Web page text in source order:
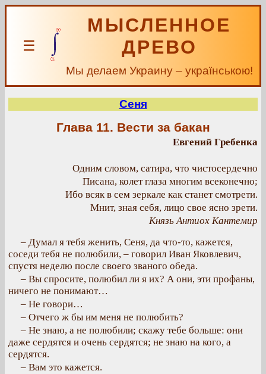
☰
МЫСЛЕННОЕ
ДРЕВО
Мы делаем Украину – українською!
Сеня
Глава 11. Вести за бакан
Евгений Гребенка
Одним словом, сатира, что чистосердечно
Писана, колет глаза многим всеконечно;
Ибо всяк в сем зеркале как станет смотрети.
Мнит, зная себя, лицо свое ясно зрети.
Князь Антиох Кантемир
– Думал я тебя женить, Сеня, да что-то, кажется,
соседи тебя не полюбили, – говорил Иван Яковлевич,
спустя неделю после своего званого обеда.
– Вы спросите, полюбил ли я их? А они, эти профаны,
ничего не понимают…
– Не говори…
– Отчего ж бы им меня не полюбить?
– Не знаю, а не полюбили; скажу тебе больше: они
даже сердятся и очень сердятся; не знаю на кого, а
сердятся.
– Вам это кажется.